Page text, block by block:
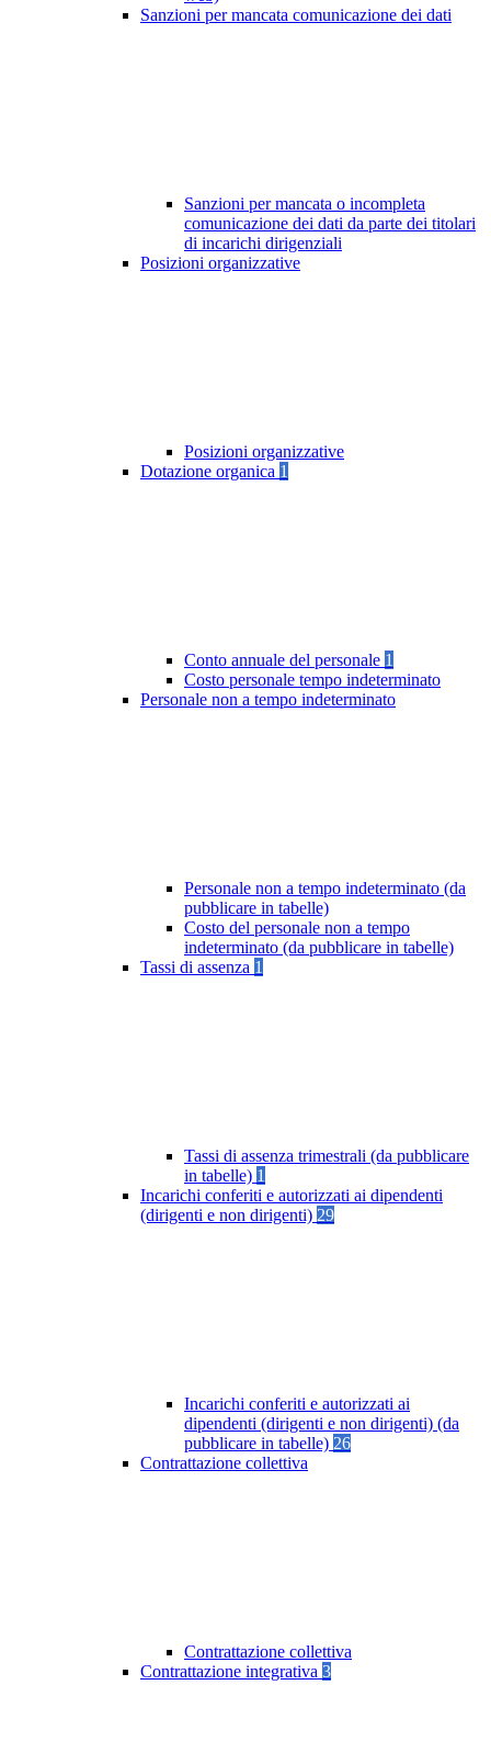
Sanzioni per mancata comunicazione dei dati
Sanzioni per mancata o incompleta
comunicazione dei dati da parte dei titolari
di incarichi dirigenziali
Posizioni organizzative
Posizioni organizzative
Dotazione organica 1
Conto annuale del personale 1
Costo personale tempo indeterminato
Personale non a tempo indeterminato
Personale non a tempo indeterminato (da
pubblicare in tabelle)
Costo del personale non a tempo
indeterminato (da pubblicare in tabelle)
Tassi di assenza 1
Tassi di assenza trimestrali (da pubblicare
in tabelle) 1
Incarichi conferiti e autorizzati ai dipendenti
(dirigenti e non dirigenti) 29
Incarichi conferiti e autorizzati ai
dipendenti (dirigenti e non dirigenti) (da
pubblicare in tabelle) 26
Contrattazione collettiva
Contrattazione collettiva
Contrattazione integrativa 3